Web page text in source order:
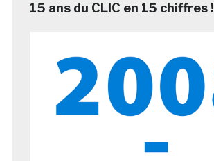
15 ans du CLIC en 15 chiffres !